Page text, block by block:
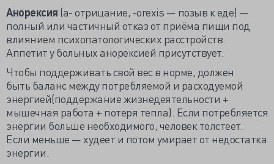
Анорексия (а- отрицание, -orexis — позыв к еде) —
полный или частичный отказ от приёма пищи под
влиянием психопатологических расстройств.
Аппетит у больных анорексией присутствует.
Чтобы поддерживать свой вес в норме, должен
быть баланс между потребляемой и расходуемой
энергией(поддержание жизнедеятельности +
мышечная работа + потеря тепла). Если потребляется
энергии больше необходимого, человек толстеет.
Если меньше — худеет и потом умирает от недостатка
энергии.